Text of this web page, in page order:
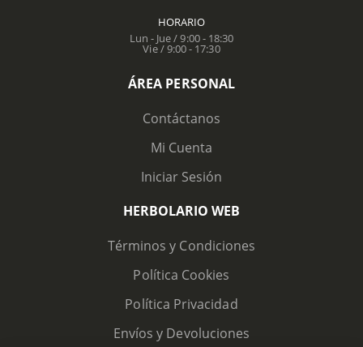
HORARIO
Lun - Jue / 9:00 - 18:30
Vie / 9:00 - 17:30
ÁREA PERSONAL
Contáctanos
Mi Cuenta
Iniciar Sesión
HERBOLARIO WEB
Términos y Condiciones
Política Cookies
Política Privacidad
Envíos y Devoluciones